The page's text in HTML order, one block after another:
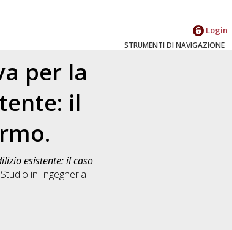
Login
STRUMENTI DI NAVIGAZIONE
per la
il
esistente: il caso
in Ingegneria